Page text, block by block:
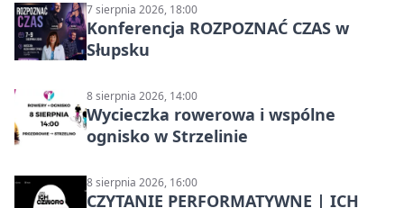
7 sierpnia 2026, 18:00
Konferencja ROZPOZNAĆ CZAS w
Słupsku
8 sierpnia 2026, 14:00
Wycieczka rowerowa i wspólne
ognisko w Strzelinie
8 sierpnia 2026, 16:00
CZYTANIE PERFORMATYWNE | ICH